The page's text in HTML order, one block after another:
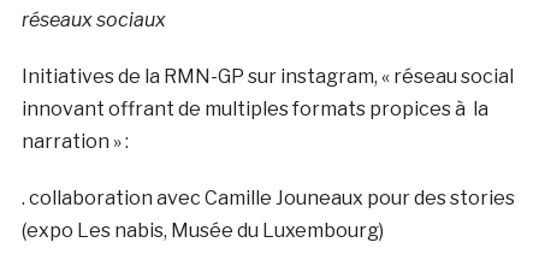
réseaux sociaux
Initiatives de la RMN-GP sur instagram, « réseau social
innovant offrant de multiples formats propices à la
narration » :
. collaboration avec Camille Jouneaux pour des stories
(expo Les nabis, Musée du Luxembourg)